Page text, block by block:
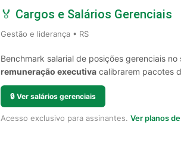
🏅 Cargos e Salários Gerenciais
Gestão e liderança • RS
Benchmark salarial de posições gerenciais
remuneração executiva calibrarem pacotes
🔒 Ver salários gerenciais
Acesso exclusivo para assinantes. Ver planos